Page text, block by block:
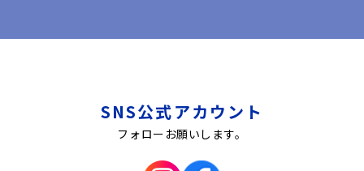
SNS公式アカウント
フォローお願いします。